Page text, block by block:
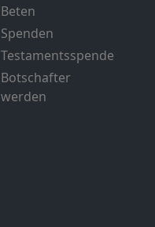
Beten
Spenden
Testamentsspende
Botschafter
werden